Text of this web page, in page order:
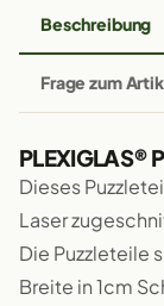
Beschreibung
Frage zum
PLEXIGLAS®
Dieses
Laser
Die Puzzleteile
Breite in 1cm